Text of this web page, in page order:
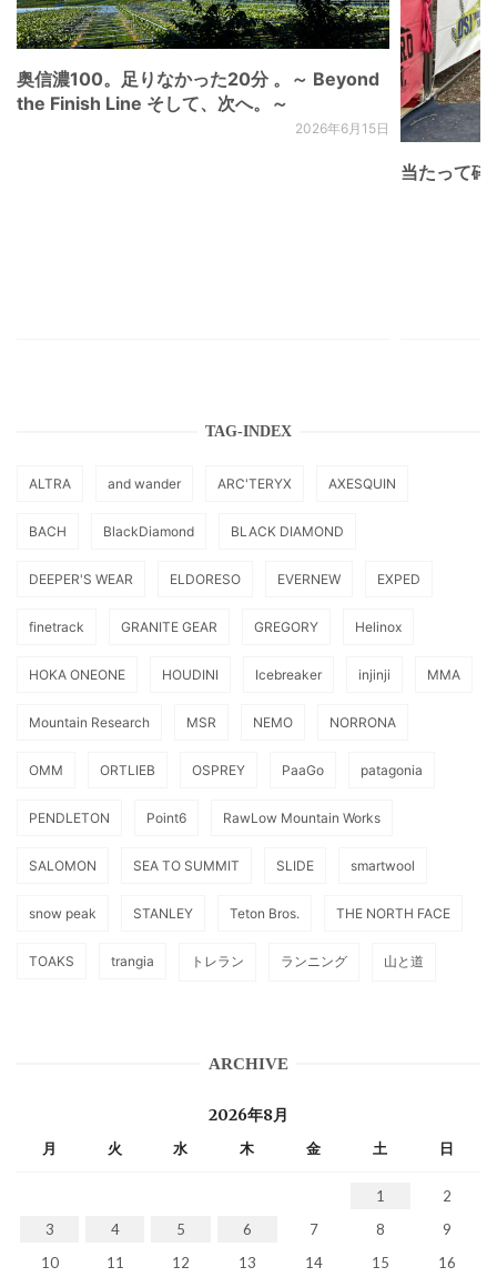
奥信濃100。足りなかった20分 。～ Beyond
the Finish Line そして、次へ。～
2026年6月15日
当たって砕
TAG-INDEX
ALTRA and wander ARC'TERYX AXESQUIN
BACH BlackDiamond BLACK DIAMOND
DEEPER'S WEAR ELDORESO EVERNEW EXPED
finetrack GRANITE GEAR GREGORY Helinox
HOKA ONEONE HOUDINI Icebreaker injinji MMA
Mountain Research MSR NEMO NORRONA
OMM ORTLIEB OSPREY PaaGo patagonia
PENDLETON Point6 RawLow Mountain Works
SALOMON SEA TO SUMMIT SLIDE smartwool
snow peak STANLEY Teton Bros. THE NORTH FACE
TOAKS trangia トレラン ランニング 山と道
ARCHIVE
2026年8月
月 火 水 木 金 土 日
1
2
3
4 5 6 7 8
9
10
11 12 13 14 15 16